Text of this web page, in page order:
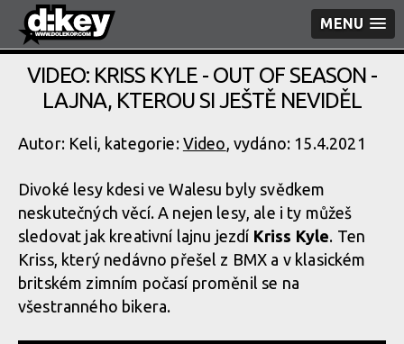
MENU
VIDEO: KRISS KYLE - OUT OF SEASON -
LAJNA, KTEROU SI JEŠTĚ NEVIDĚL
Autor: Keli, kategorie: Video, vydáno: 15.4.2021
Divoké lesy kdesi ve Walesu byly svědkem
neskutečných věcí. A nejen lesy, ale i ty můžeš
sledovat jak kreativní lajnu jezdí Kriss Kyle. Ten
Kriss, který nedávno přešel z BMX a v klasickém
britském zimním počasí proměnil se na
všestranného bikera.